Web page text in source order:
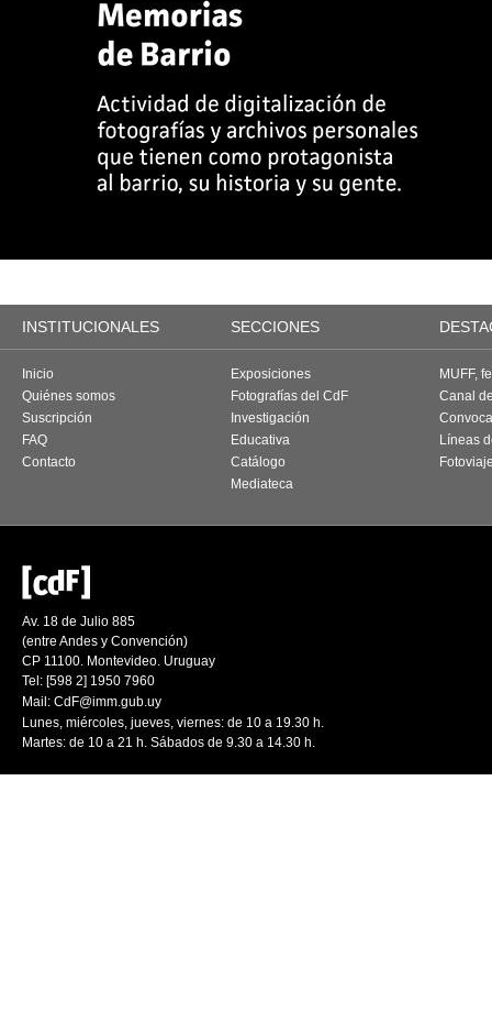
INSTITUCIONALES SECCIONES
Inicio
Quiénes somos
Suscripción
FAQ
Contacto
Exposiciones
Fotografías del CdF
Investigación
Educativa
Catálogo
Mediateca
MUFF,
Canal
Líneas
Av. 18 de Julio 885
(entre Andes y Convención)
CP 11100. Montevideo. Uruguay
Tel: [598 2] 1950 7960
Mail: CdF@imm.gub.uy
Lunes, miércoles, jueves, viernes: de 10 a 19.30 h.
Martes: de 10 a 21 h. Sábados de 9.30 a 14.30 h.